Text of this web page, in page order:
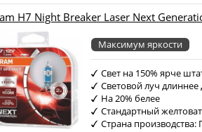
H7 Night Breaker Laser Next
Максимум яркости
Свет на 150% ярче
Световой луч длиннее
На 20% белее
Стандартный
Страна производства: